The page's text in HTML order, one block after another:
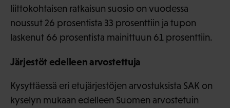
liittokohtaisen ratkaisun suosio on vuodessa
noussut 26 prosentista 33 prosenttiin ja tupon
laskenut 66 prosentista mainittuun 61 prosenttiin.
Järjestöt edelleen arvostettuja
Kysyttäessä eri etujärjestöjen arvostuksista SAK on
kyselyn mukaan edelleen Suomen arvostetuin